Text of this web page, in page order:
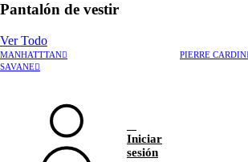
Pantalón de vestir
Ver Todo
MANHATTTAN
PIERRE CARDIN
SAVANE
Iniciar
sesión
Hablar con asesor